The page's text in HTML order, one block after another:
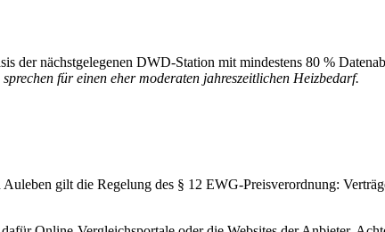
der nächstgelegenen DWD-Station mit mindestens 80 %
sprechen für einen eher moderaten jahreszeitlichen Heizbedarf.
gilt die Regelung des § 12 EWG-Preisverordnung: